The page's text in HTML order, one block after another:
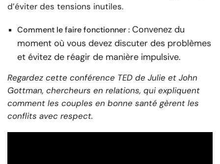
d’éviter des tensions inutiles.
Comment le faire fonctionner : Convenez du
moment où vous devez discuter des problèmes
et évitez de réagir de manière impulsive.
Regardez cette conférence TED de Julie et John
Gottman, chercheurs en relations, qui expliquent
comment les couples en bonne santé gèrent les
conflits avec respect.